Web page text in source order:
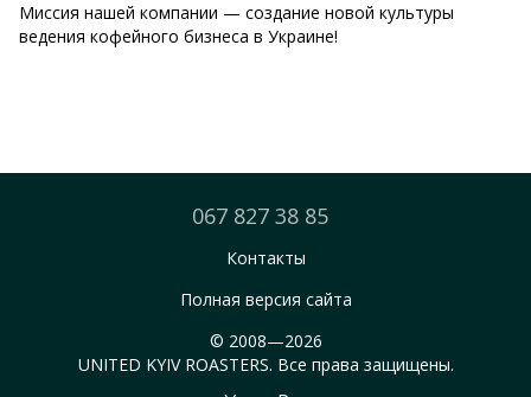
Миссия нашей компании — создание новой культуры
ведения кофейного бизнеса в Украине!
067 827 38 85
Контакты
Полная версия сайта
© 2008—2026
UNITED KYIV ROASTERS. Все права защищены.